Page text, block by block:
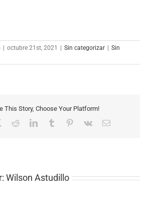
octubre 21st, 2021 Sin categorizar
Sin
This Story, Choose Your Platform!
RedditLinkedInTumblr Pinterest
Vk
Correo
Wilson Astudillo